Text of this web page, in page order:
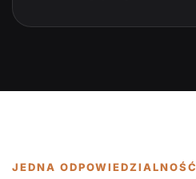
JEDNA ODPOWIEDZIALNOŚĆ